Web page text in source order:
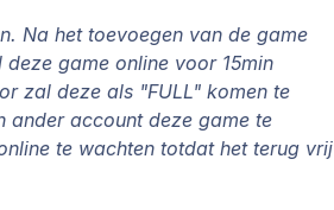
Na het toevoegen van de game
game online voor 15min
zal deze als "FULL" komen te
ander account deze game te
te wachten totdat het terug vrij